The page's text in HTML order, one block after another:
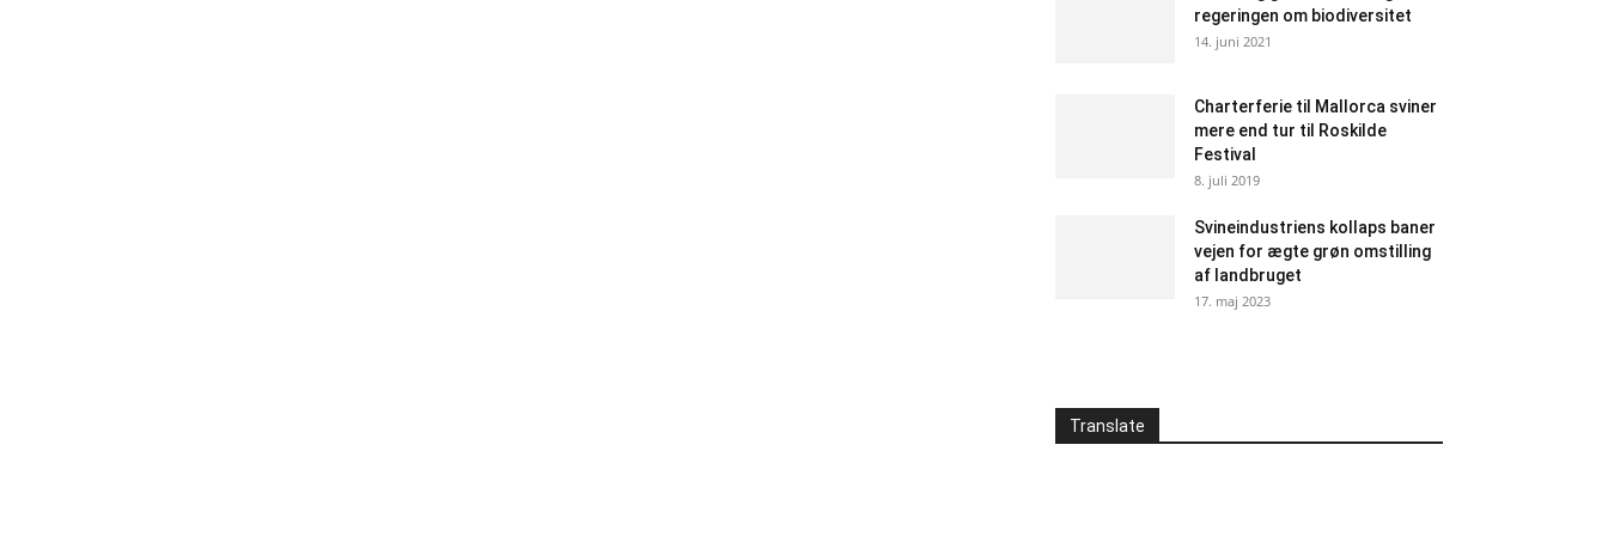
regeringen om biodiversitet
14. juni 2021
Charterferie til Mallorca sviner
mere end tur til Roskilde
Festival
8. juli 2019
Svineindustriens kollaps baner
vejen for ægte grøn omstilling
af landbruget
17. maj 2023
Translate